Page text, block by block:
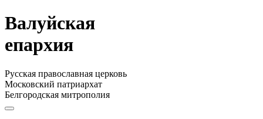
Валуйская
епархия
Русская православная церковь
Московский патриархат
Белгородская митрополия